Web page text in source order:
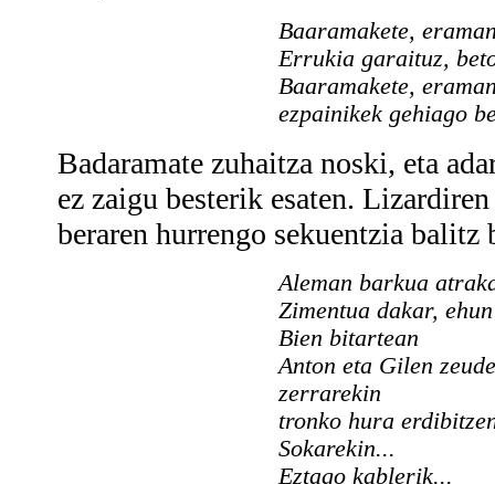
Baaramakete,
Errukia garaituz,
Baaramakete,
ezpainikek gehiago
Badaramate zuhaitza noski, eta
ez zaigu besterik esaten.
beraren hurrengo sekuentzia balitz
Aleman barkua
Zimentua dakar,
Bien bitartean
Anton eta Gilen
zerrarekin
tronko hura
Sokarekin...
Eztago kablerik...